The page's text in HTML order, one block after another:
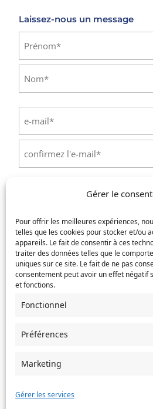
Gérer le
Pour offrir les meilleures expériences,
telles que les cookies pour stocker et/ou
appareils. Le fait de consentir à ces
traiter des données telles que le
uniques sur ce site. Le fait de ne pas
consentement peut avoir un effet négatif
et fonctions.
Fonctionnel
Préférences
Marketing
Gérer les services
Laissez-nous un message
Prénom
mail(Nécessaire)
Saisissez
un
e-
(Nécessaire)
Service concerné (Nécessaire)
Si votre demande concerne des
de mariage, choisissez l'Etat-Civil
concerné.
Message(Nécessaire)